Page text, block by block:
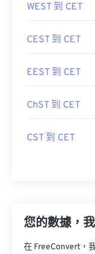
WEST 到 CET
CEST 到 CET
EEST 到 CET
ChST 到 CET
CST 到 CET
您的數據，
在 FreeConvert，